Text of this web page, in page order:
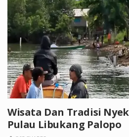
Wisata Dan Tradisi
Pulau Libukang Palopo